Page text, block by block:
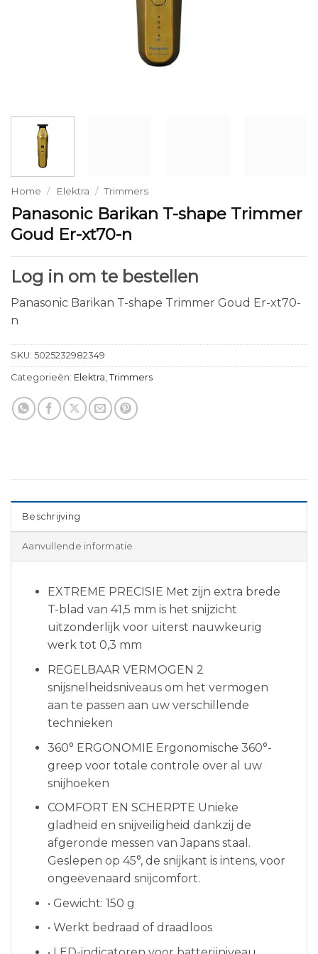
Home / Elektra / Trimmers
Panasonic Barikan T-shape Trimmer
Goud Er-xt70-n
Log in om te bestellen
Panasonic Barikan T-shape Trimmer Goud Er-xt70-
n
SKU: 5025232982349
Categorieën: Elektra Trimmers
Beschrijving
Aanvullende informatie
EXTREME PRECISIE Met zijn extra brede
T-blad van 41,5 mm is het snijzicht
uitzonderlijk voor uiterst nauwkeurig
werk tot 0,3 mm
REGELBAAR VERMOGEN 2
snijsnelheidsniveaus om het vermogen
aan te passen aan uw verschillende
technieken
360° ERGONOMIE Ergonomische 360°-
greep voor totale controle over al uw
snijhoeken
COMFORT EN SCHERPTE Unieke
gladheid en snijveiligheid dankzij de
afgeronde messen van Japans staal.
Geslepen op 45°, de snijkant is intens, voor
ongeëvenaard snijcomfort.
• Gewicht: 150 g
• Werkt bedraad of draadloos